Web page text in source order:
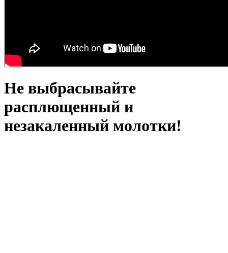
Не выбрасывайте
расплющенный и
незакаленный молотки!